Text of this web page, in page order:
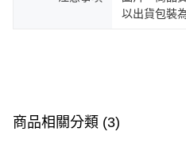
以出貨包裝
商品相關分類 (3)